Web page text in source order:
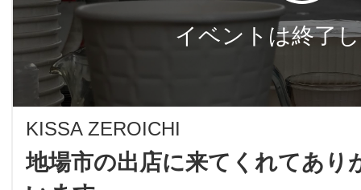
イベントは終了
KISSA ZEROICHI
地場市の出店に来てくれてあり
X
LINE
加盟スポットに
地域に導入を